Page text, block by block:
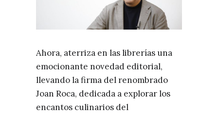
Ahora, aterriza en las librerías una
emocionante novedad editorial,
llevando la firma del renombrado
Joan Roca, dedicada a explorar los
encantos culinarios del